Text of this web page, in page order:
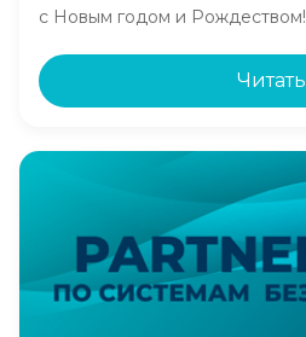
с Новым годом и Рождеством!
Читать